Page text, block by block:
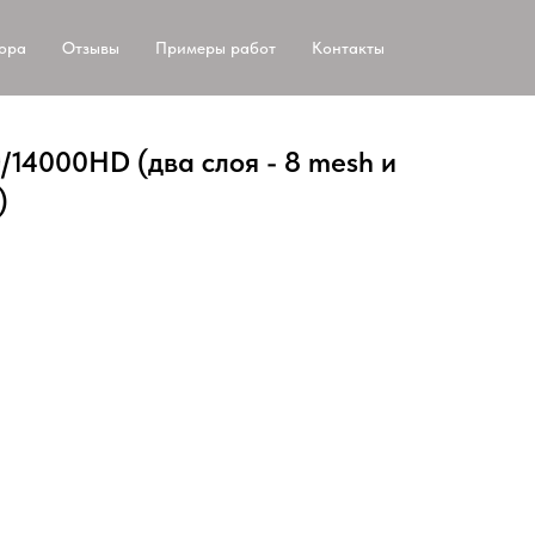
Отзывы Примеры работ Контакты
(два слоя - 8 mesh и